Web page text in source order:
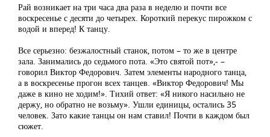
Рай возникает на три часа два раза в неделю и почти все
воскресенье с десяти до четырех. Короткий перекус пирожком с
водой и вперед! К танцу.
Все серьезно: безжалостный станок, потом – то же в центре
зала. Занимались до седьмого пота. «Это святой пот»,- –
говорил Виктор Федорович. Затем элементы народного танца,
а в воскресенье прогон всех танцев. «Виктор Федорович! Мы
даже в кино не ходим!». Тихий ответ: «Я никого насильно не
держу, но обратно не возьму». Ушли единицы, остались 35
человек. Зато какие танцы он нам ставил! Почти в каждом был
сюжет.